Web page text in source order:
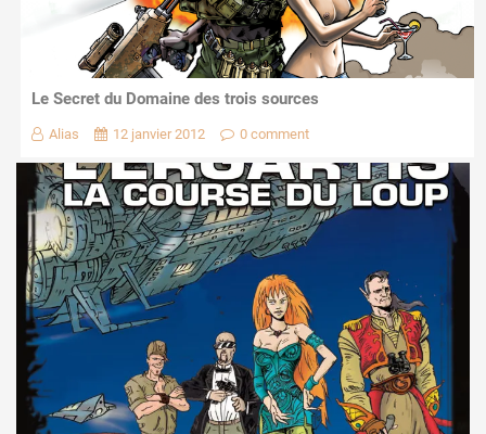
Le Secret du Domaine des trois sources
Alias 12 janvier 2012 0 comment